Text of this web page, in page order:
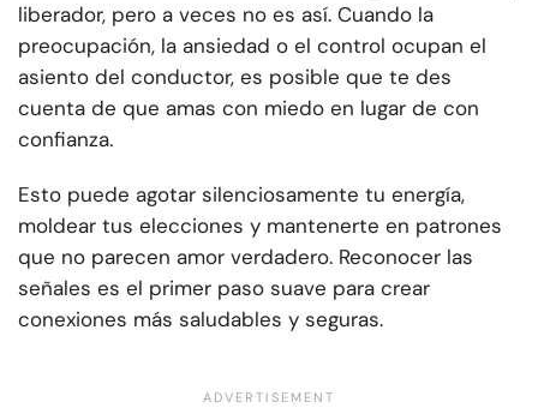
liberador, pero a veces no es así. Cuando la
preocupación, la ansiedad o el control ocupan el
asiento del conductor, es posible que te des
cuenta de que amas con miedo en lugar de con
confianza.
Esto puede agotar silenciosamente tu energía,
moldear tus elecciones y mantenerte en patrones
que no parecen amor verdadero. Reconocer las
señales es el primer paso suave para crear
conexiones más saludables y seguras.